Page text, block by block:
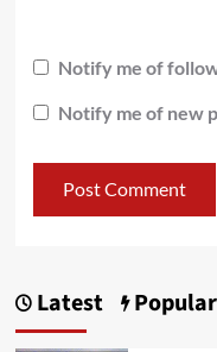
Notify me of
Notify me of new
Latest Popular